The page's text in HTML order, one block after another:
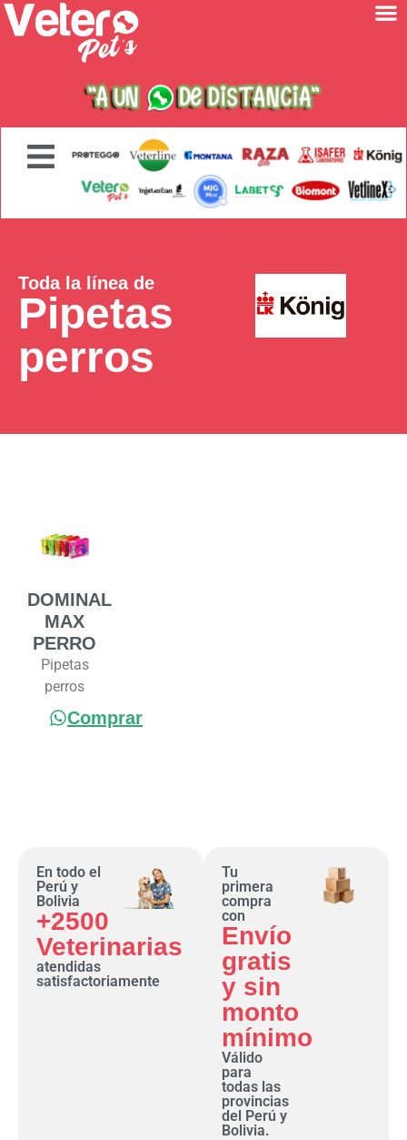
Toda la línea de
Pipetas
perros
DOMINAL
MAX
PERRO
Pipetas
perros
Comprar
En todo el
Perú y
Bolivia
+2500
Veterinarias
atendidas
satisfactoriamente
Tu
primera
compra
con
Envío
gratis
y sin
monto
mínimo
Válido
para
todas las
provincias
del Perú y
Bolivia.